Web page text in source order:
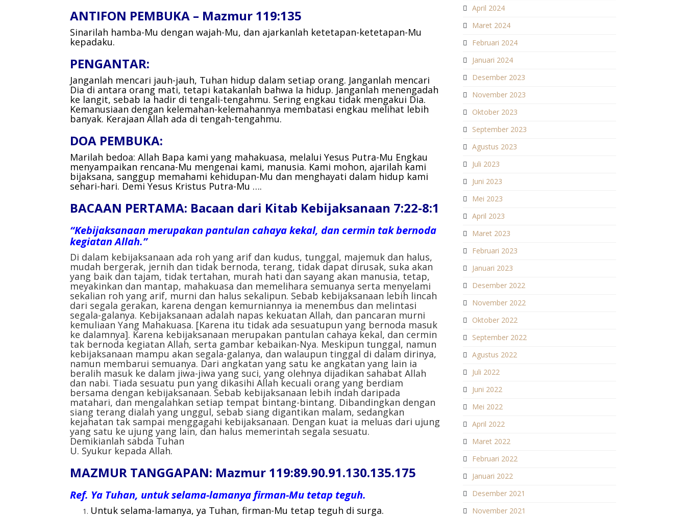
untuk
ANTIFON PEMBUKA – Mazmur 119:135
Sinarilah hamba-Mu dengan wajah-Mu, dan ajarkanlah ketetapan-ketetapan-Mu
kepadaku.
PENGANTAR:
Janganlah mencari jauh-jauh, Tuhan hidup dalam setiap orang. Janganlah mencari
Dia di antara orang mati, tetapi katakanlah bahwa Ia hidup. Janganlah menengadah
ke langit, sebab Ia hadir di tengali-tengahmu. Sering engkau tidak mengakui Dia.
Kemanusiaan dengan kelemahan-kelemahannya membatasi engkau melihat lebih
banyak. Kerajaan Allah ada di tengah-tengahmu.
DOA PEMBUKA:
Marilah bedoa: Allah Bapa kami yang mahakuasa, melalui Yesus Putra-Mu Engkau
menyampaikan rencana-Mu mengenai kami, manusia. Kami mohon, ajarilah kami
bijaksana, sanggup memahami kehidupan-Mu dan menghayati dalam hidup kami
sehari-hari. Demi Yesus Kristus Putra-Mu ….
BACAAN PERTAMA: Bacaan dari Kitab Kebijaksanaan 7:22-8:1
“Kebijaksanaan merupakan pantulan cahaya kekal, dan cermin tak bernoda
kegiatan Allah.”
Di dalam kebijaksanaan ada roh yang arif dan kudus, tunggal, majemuk dan halus,
mudah bergerak, jernih dan tidak bernoda, terang, tidak dapat dirusak, suka akan
yang baik dan tajam, tidak tertahan, murah hati dan sayang akan manusia, tetap,
meyakinkan dan mantap, mahakuasa dan memelihara semuanya serta menyelami
sekalian roh yang arif, murni dan halus sekalipun. Sebab kebijaksanaan lebih lincah
dari segala gerakan, karena dengan kemurniannya ia menembus dan melintasi
segala-galanya. Kebijaksanaan adalah napas kekuatan Allah, dan pancaran murni
kemuliaan Yang Mahakuasa. [Karena itu tidak ada sesuatupun yang bernoda masuk
ke dalamnya]. Karena kebijaksanaan merupakan pantulan cahaya kekal, dan cermin
tak bernoda kegiatan Allah, serta gambar kebaikan-Nya. Meskipun tunggal, namun
kebijaksanaan mampu akan segala-galanya, dan walaupun tinggal di dalam dirinya,
namun membarui semuanya. Dari angkatan yang satu ke angkatan yang lain ia
beralih masuk ke dalam jiwa-jiwa yang suci, yang olehnya dijadikan sahabat Allah
dan nabi. Tiada sesuatu pun yang dikasihi Allah kecuali orang yang berdiam
bersama dengan kebijaksanaan. Sebab kebijaksanaan lebih indah daripada
matahari, dan mengalahkan setiap tempat bintang-bintang. Dibandingkan dengan
siang terang dialah yang unggul, sebab siang digantikan malam, sedangkan
kejahatan tak sampai menggagahi kebijaksanaan. Dengan kuat ia meluas dari ujung
yang satu ke ujung yang lain, dan halus memerintah segala sesuatu.
Demikianlah sabda Tuhan
U. Syukur kepada Allah.
MAZMUR TANGGAPAN: Mazmur 119:89.90.91.130.135.175
Ref. Ya Tuhan, untuk selama-lamanya firman-Mu tetap teguh.
Untuk selama-lamanya, ya Tuhan, firman-Mu tetap teguh di surga.
April 2024
Maret 2024
Februari 2024
Januari 2024
Desember 2023
November 2023
Oktober 2023
September 2023
Agustus 2023
Juli 2023
Juni 2023
Mei 2023
April 2023
Maret 2023
Februari 2023
Januari 2023
Desember 2022
November 2022
Oktober 2022
September 2022
Agustus 2022
Juli 2022
Juni 2022
Mei 2022
April 2022
Maret 2022
Februari 2022
Januari 2022
Desember 2021
November 2021